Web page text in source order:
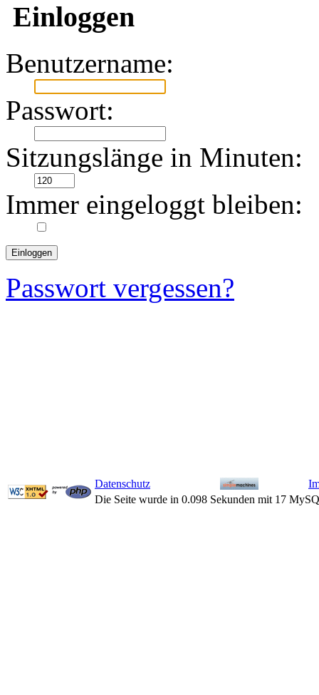
Einloggen
Benutzername:
Passwort:
Sitzungslänge in Minuten:
Immer eingeloggt bleiben:
Passwort vergessen?
Datenschutz
Die Seite wurde in 0.098 Sekunden mit 17